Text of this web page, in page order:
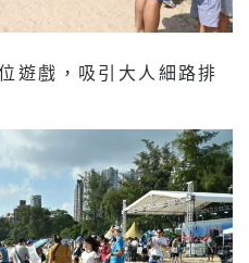
遊戲，吸引大人細路排